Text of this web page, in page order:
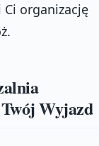
organizację
Wyjazd